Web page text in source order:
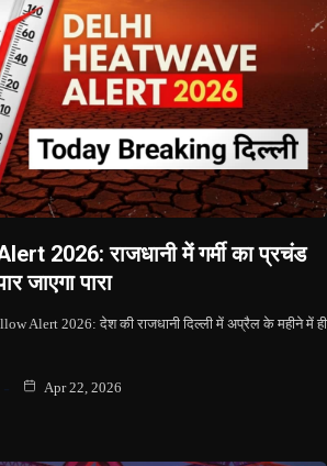
2026: राजधानी में गर्मी का प्रचंड
जाएगा पारा
Alert 2026: देश की राजधानी दिल्ली में अप्रैल के महीने में ही
Apr 22, 2026